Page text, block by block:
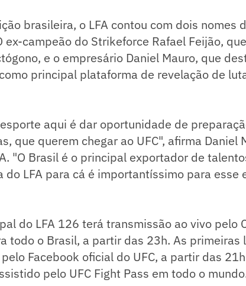
brasileira, o LFA contou com dois nomes
ex-campeão do Strikeforce Rafael Feijão,
e o empresário Daniel Mauro, que
principal plataforma de revelação de
aqui é dar oportunidade de
que querem chegar ao UFC", afirma Daniel
"O Brasil é o principal exportador de
do LFA para cá é importantíssimo para esse
do LFA 126 terá transmissão ao vivo pelo
todo o Brasil, a partir das 23h. As primeiras
Facebook oficial do UFC, a partir das
pelo UFC Fight Pass em todo o